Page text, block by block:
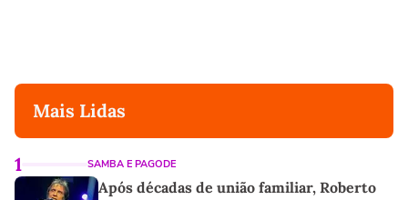
Mais Lidas
1 SAMBA E PAGODE
Após décadas de união familiar, Roberto